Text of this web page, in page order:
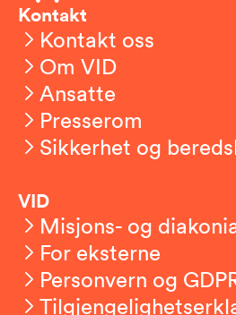
Kontakt
Kontakt oss
Om VID
Ansatte
Presserom
Sikkerhet og
VID
Misjons- og
For eksterne
Personvern og